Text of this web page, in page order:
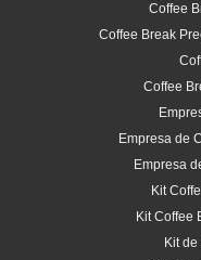
Coffee
Coffee Break
Coffee
Empresa de
Empresa
Kit
Kit Coffee
Kit